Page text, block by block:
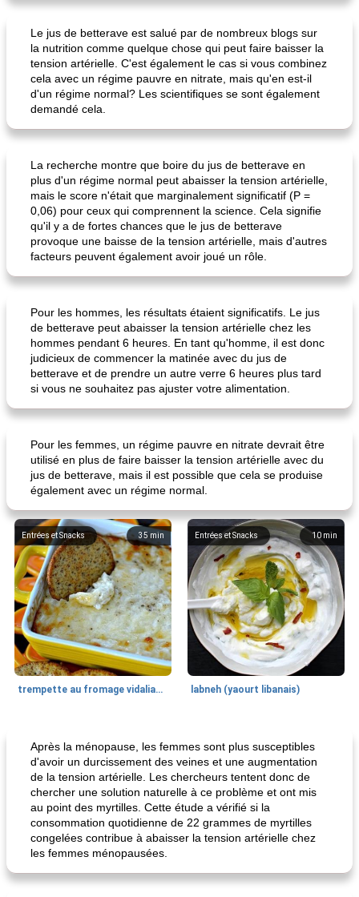
Le jus de betterave est salué par de nombreux blogs sur
la nutrition comme quelque chose qui peut faire baisser la
tension artérielle. C'est également le cas si vous combinez
cela avec un régime pauvre en nitrate, mais qu'en est-il
d'un régime normal? Les scientifiques se sont également
demandé cela.
La recherche montre que boire du jus de betterave en
plus d'un régime normal peut abaisser la tension artérielle,
mais le score n'était que marginalement significatif (P =
0,06) pour ceux qui comprennent la science. Cela signifie
qu'il y a de fortes chances que le jus de betterave
provoque une baisse de la tension artérielle, mais d'autres
facteurs peuvent également avoir joué un rôle.
Pour les hommes, les résultats étaient significatifs. Le jus
de betterave peut abaisser la tension artérielle chez les
hommes pendant 6 heures. En tant qu'homme, il est donc
judicieux de commencer la matinée avec du jus de
betterave et de prendre un autre verre 6 heures plus tard
si vous ne souhaitez pas ajuster votre alimentation.
Pour les femmes, un régime pauvre en nitrate devrait être
utilisé en plus de faire baisser la tension artérielle avec du
jus de betterave, mais il est possible que cela se produise
également avec un régime normal.
35 min
Entrées et Snacks
trempette au fromage vidalia® au fromage
10 min
Entrées et Snacks
labneh (yaourt libanais)
Après la ménopause, les femmes sont plus susceptibles
d'avoir un durcissement des veines et une augmentation
de la tension artérielle. Les chercheurs tentent donc de
chercher une solution naturelle à ce problème et ont mis
au point des myrtilles. Cette étude a vérifié si la
consommation quotidienne de 22 grammes de myrtilles
congelées contribue à abaisser la tension artérielle chez
les femmes ménopausées.